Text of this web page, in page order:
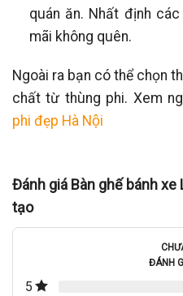
quán ăn. Nhất định
mãi không quên.
Ngoài ra bạn có thể chọn
chất từ thùng phi. Xem
phi đẹp Hà Nội
Đánh giá Bàn ghế bánh
tạo
ĐÁNH
5